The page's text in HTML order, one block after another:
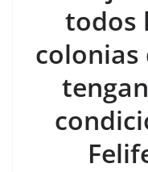
e
b
o
o
k
er l
todos
colonias